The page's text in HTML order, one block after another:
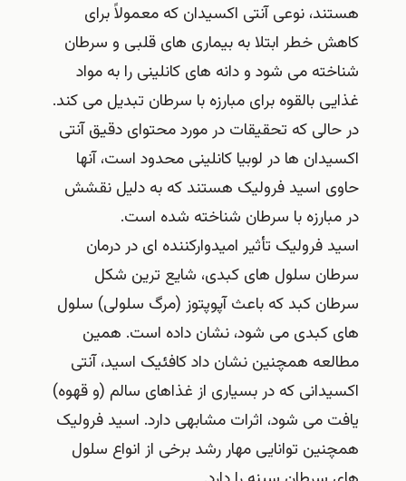
هستند، نوعی آنتی اکسیدان که معمولاً برای
کاهش خطر ابتلا به بیماری های قلبی و سرطان
شناخته می شود و دانه های کانلینی را به مواد
غذایی بالقوه برای مبارزه با سرطان تبدیل می کند.
در حالی که تحقیقات در مورد محتوای دقیق آنتی
اکسیدان ها در لوبیا کانلینی محدود است، آنها
حاوی اسید فرولیک هستند که به دلیل نقشش
در مبارزه با سرطان شناخته شده است.
اسید فرولیک تأثیر امیدوارکننده‌ ای در درمان
سرطان سلول‌ های کبدی، شایع‌ ترین شکل
سرطان کبد که باعث آپوپتوز (مرگ سلولی) سلول‌
های کبدی می‌ شود، نشان داده است. همین
مطالعه همچنین نشان داد کافئیک اسید، آنتی
اکسیدانی که در بسیاری از غذاهای سالم (و قهوه)
یافت می شود، اثرات مشابهی دارد. اسید فرولیک
همچنین توانایی مهار رشد برخی از انواع سلول